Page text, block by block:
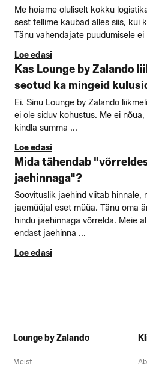
Me hoiame oluliselt kokku
sest tellime kaubad alles siis, kui
Tänu vahendajate puudumisele
Loe edasi
Kas Lounge by Zalando
seotud ka mingeid
Ei. Sinu Lounge by Zalando
ei ole siduv kohustus. Me ei
kindla summa ...
Loe edasi
Mida tähendab
jaehinnaga"?
Soovituslik jaehind viitab hinnale,
jaemüüjal eset müüa. Tänu oma
hindu jaehinnaga võrrelda. Meie
endast jaehinna ...
Loe edasi
Lounge by Zalando
Meist